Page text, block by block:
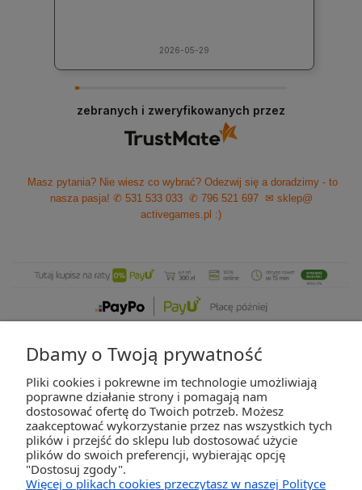
2026-05-29
zebranych i zweryfikowanych przez
Masz pytania? Nie wiesz co wybrać? Odezwij się a doradzimy - to
nasza pasja! ✆ 531 533 033 ✆ 796 521 697
✉ sklep@
activegames.pl :)
ZAKUPY
POMOC
Dbamy o Twoją prywatność
Pliki cookies i pokrewne im technologie umożliwiają
poprawne działanie strony i pomagają nam
dostosować ofertę do Twoich potrzeb. Możesz
zaakceptować wykorzystanie przez nas wszystkich tych
plików i przejść do sklepu lub dostosować użycie
plików do swoich preferencji, wybierając opcję
"Dostosuj zgody".
Więcej o plikach cookies przeczytasz w naszej Polityce